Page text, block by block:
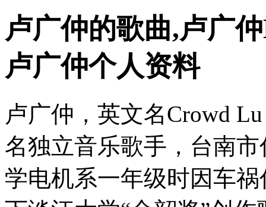
卢广仲的歌曲,卢广
卢广仲个人资料
卢广仲，英文名Crowd
名独立音乐歌手，台南
学电机系一年级时因车